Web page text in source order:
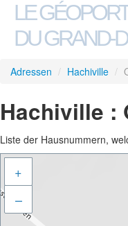
LE
DU GRAND-
Adressen / Hachiville /
Hachiville :
Liste der Hausnummern,
+
–